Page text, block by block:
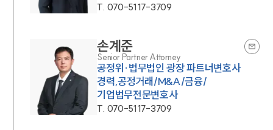
T. 070-5117-3709
손계준
Senior Partner Attorney
공정위·법무법인 광장 파트너변호사
경력,공정거래/M&A/금융/
기업법무전문변호사
T. 070-5117-3709